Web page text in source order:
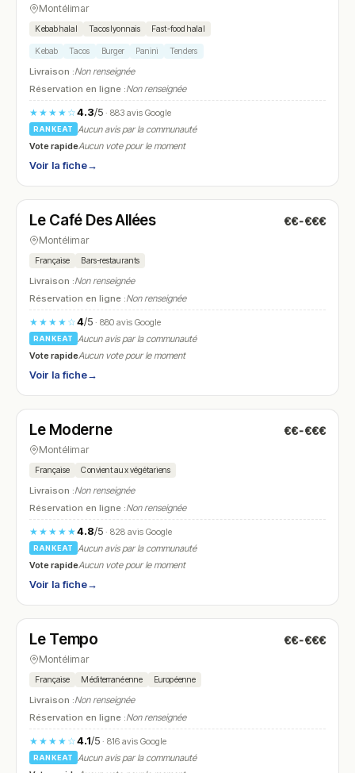
Montélimar
Kebab halal Tacos lyonnais Fast-food halal
Kebab Tacos Burger Panini Tenders
Livraison :Non renseignée
Réservation en ligne :Non renseignée
★★★★☆4.3/5· 883 avis Google
RANKEAT
Aucun avis par la communauté
Vote rapideAucun vote pour le moment
Voir la fiche→
N° 22
Le Café Des Allées €€-€€€
Montélimar
Française Bars-restaurants
Livraison :Non renseignée
Réservation en ligne :Non renseignée
★★★★☆4/5· 880 avis Google
RANKEAT
Aucun avis par la communauté
Vote rapideAucun vote pour le moment
Voir la fiche→
N° 23
Le Moderne €€-€€€
Montélimar
Française Convient aux végétariens
Livraison :Non renseignée
Réservation en ligne :Non renseignée
★★★★★4.8/5· 828 avis Google
RANKEAT
Aucun avis par la communauté
Vote rapideAucun vote pour le moment
Voir la fiche→
N° 24
Le Tempo €€-€€€
Montélimar
Française Méditerranéenne Européenne
Livraison :Non renseignée
Réservation en ligne :Non renseignée
★★★★☆4.1/5· 816 avis Google
RANKEAT
Aucun avis par la communauté